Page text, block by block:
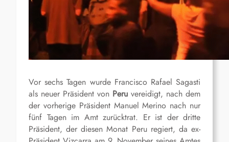
Vor sechs Tagen wurde Francisco Rafael Sagasti
als neuer Präsident von Peru vereidigt, nach dem
der vorherige Präsident Manuel Merino nach nur
fünf Tagen im Amt zurücktrat. Er ist der dritte
Präsident, der diesen Monat Peru regiert, da ex-